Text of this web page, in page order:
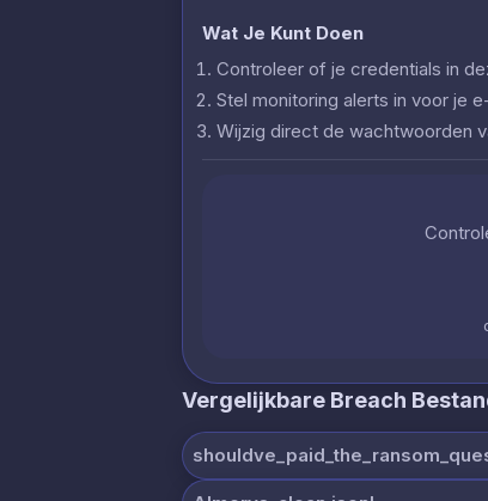
Wat Je Kunt Doen
Controleer of je credentials in
Stel monitoring alerts in voor je
Wijzig direct de wachtwoorden
Vergelijkbare Breach